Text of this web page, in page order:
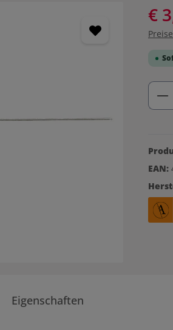
€
EAN:
Eigenschaften